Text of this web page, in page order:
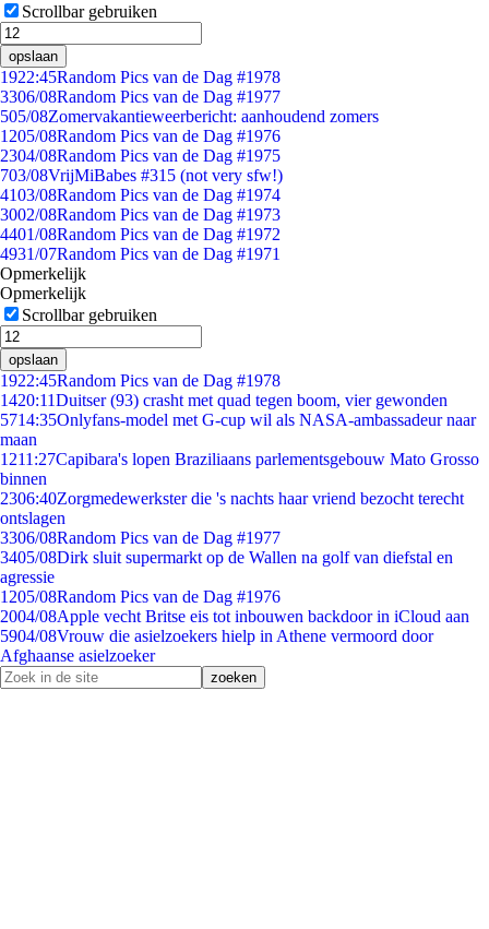
Scrollbar gebruiken
opslaan
1922:45Random Pics van de Dag #1978
3306/08Random Pics van de Dag #1977
505/08Zomervakantieweerbericht: aanhoudend zomers
1205/08Random Pics van de Dag #1976
2304/08Random Pics van de Dag #1975
703/08VrijMiBabes #315 (not very sfw!)
4103/08Random Pics van de Dag #1974
3002/08Random Pics van de Dag #1973
4401/08Random Pics van de Dag #1972
4931/07Random Pics van de Dag #1971
Opmerkelijk
Opmerkelijk
Scrollbar gebruiken
opslaan
1922:45Random Pics van de Dag #1978
1420:11Duitser (93) crasht met quad tegen boom, vier gewonden
5714:35Onlyfans-model met G-cup wil als NASA-ambassadeur naar
maan
1211:27Capibara's lopen Braziliaans parlementsgebouw Mato Grosso
binnen
2306:40Zorgmedewerkster die 's nachts haar vriend bezocht terecht
ontslagen
3306/08Random Pics van de Dag #1977
3405/08Dirk sluit supermarkt op de Wallen na golf van diefstal en
agressie
1205/08Random Pics van de Dag #1976
2004/08Apple vecht Britse eis tot inbouwen backdoor in iCloud aan
5904/08Vrouw die asielzoekers hielp in Athene vermoord door
Afghaanse asielzoeker